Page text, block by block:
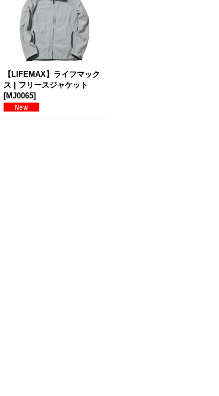
【LIFEMAX】ライフマック
ス | フリースジャケット
[MJ0065]